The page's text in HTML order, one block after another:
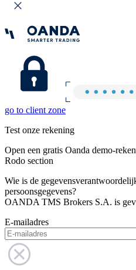
go to client zone
Test onze rekening
Open een gratis Oanda demo-
Rodo section
Wie is de
persoonsgegevens?
OANDA TMS Brokers S.A. is
E-mailadres